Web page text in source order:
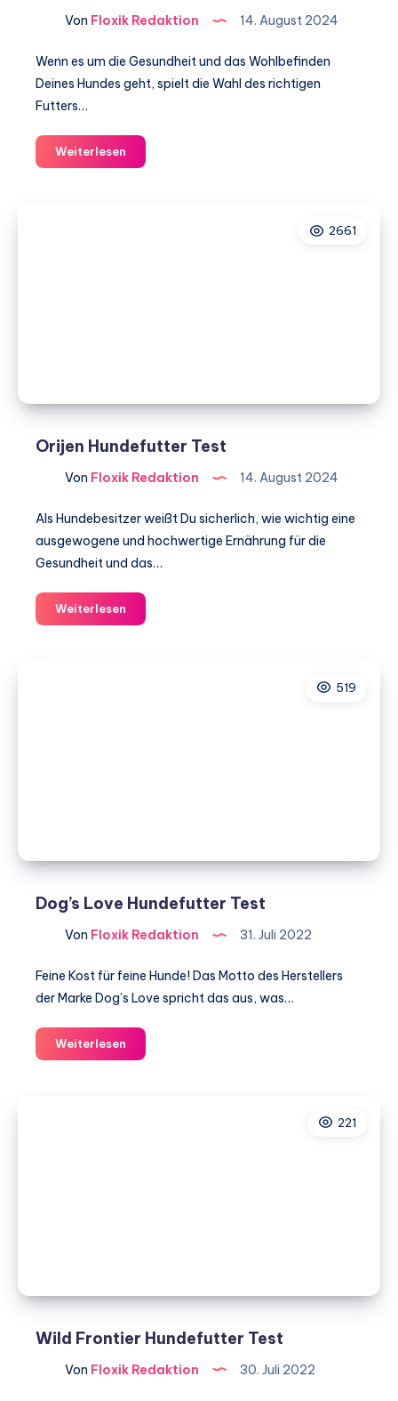
Von Floxik Redaktion 14. August 2024
Wenn es um die Gesundheit und das Wohlbefinden
Deines Hundes geht, spielt die Wahl des richtigen
Futters…
Weiterlesen
Hundefutter
2661
Orijen Hundefutter Test
Von Floxik Redaktion 14. August 2024
Als Hundebesitzer weißt Du sicherlich, wie wichtig eine
ausgewogene und hochwertige Ernährung für die
Gesundheit und das…
Weiterlesen
Hundefutter
519
Dog’s Love Hundefutter Test
Von Floxik Redaktion 31. Juli 2022
Feine Kost für feine Hunde! Das Motto des Herstellers
der Marke Dog’s Love spricht das aus, was…
Weiterlesen
Love
221
Wild Frontier Hundefutter Test
Von Floxik Redaktion 30. Juli 2022